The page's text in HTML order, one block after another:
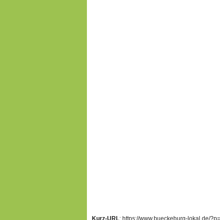
Kurz-URL: https://www.bueckeburg-lokal.de/